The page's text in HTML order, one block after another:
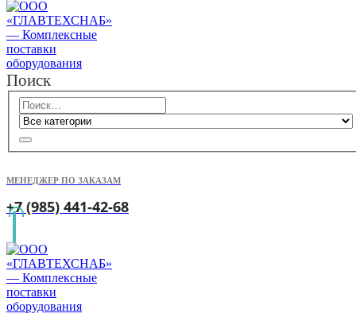
Поиск
МЕНЕДЖЕР ПО ЗАКАЗАМ
+7 (985) 441-42-68